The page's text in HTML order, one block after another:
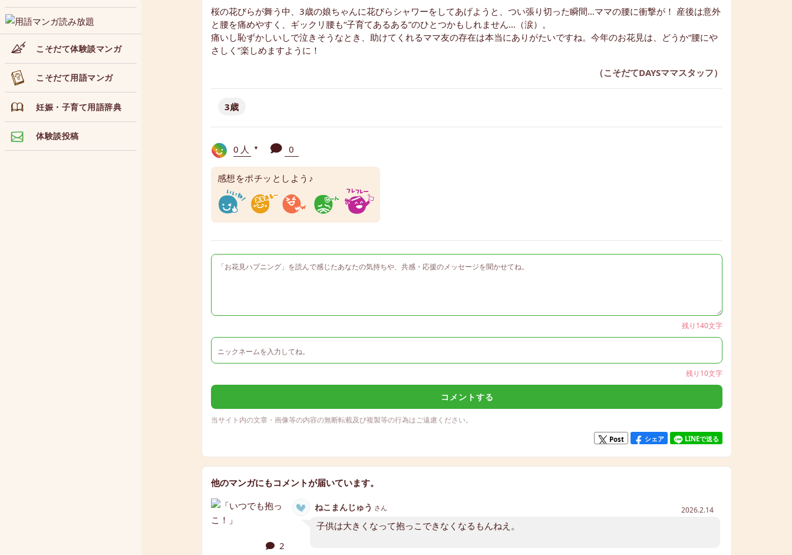
こそだて体験談マンガ
こそだて用語マンガ
妊娠・子育て用語辞典
体験談投稿
桜の花びらが舞う中、3歳の娘ちゃんに花びらシャワーをしてあげようと、つい張り切った瞬間…ママの腰に衝撃が！ 産後は意外
と腰を痛めやすく、ギックリ腰も“子育てあるある”のひとつかもしれません…（涙）。
痛いし恥ずかしいしで泣きそうなとき、助けてくれるママ友の存在は本当にありがたいですね。今年のお花見は、どうか“腰にや
さしく”楽しめますように！
（こそだてDAYSママスタッフ）
3歳
0人 ▼ 0
感想をポチッとしよう♪
残り140文字
残り10文字
コメントする
当サイト内の文章・画像等の内容の無断転載及び複製等の行為はご遠慮ください。
Post シェア LINEで送る
他のマンガにもコメントが届いています。
2
ねこまんじゅう さん 2026.2.14
子供は大きくなって抱っこできなくなるもんねえ。